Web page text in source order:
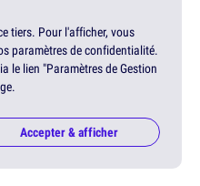
tiers. Pour l'afficher, vous
paramètres de confidentialité.
le lien "Paramètres de Gestion
Accepter & afficher